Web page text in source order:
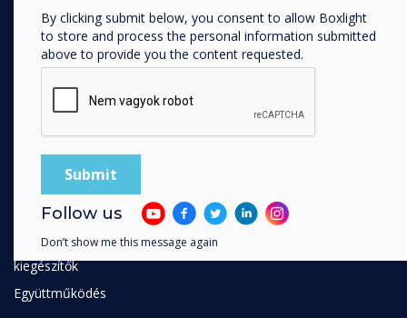
PRODUCTS
Digitális ökoszisztéma
Interaktív kijelzők
Digital Signage
Szobafoglalás
Szoftver
Unified Comms
kiegészítők
Együttműködés
By clicking submit below, you consent to allow Boxlight
to store and process the personal information submitted
above to provide you the content requested.
Follow us
Don’t show me this message again